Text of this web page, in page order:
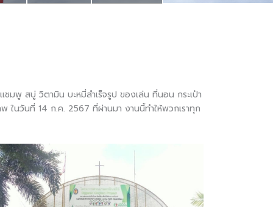
มพู สบู่ วิตามิน บะหมี่สำเร็จรูป ของเล่น ที่นอน กระเป๋า
ในวันที่ 14 ก.ค. 2567 ที่ผ่านมา งานนี้ทำให้พวกเราทุก